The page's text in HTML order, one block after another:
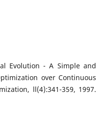
Evolution - A Simple and
over Continuous
ll(4):341-359, 1997.